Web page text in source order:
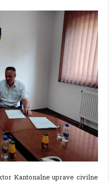
Kantonalne uprave civilne